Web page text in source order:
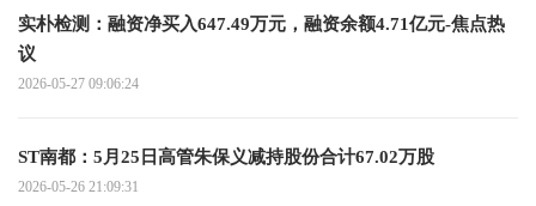
实朴检测：融资净买入647.49万元，融资余额4.71亿元-焦点热
议
2026-05-27 09:06:24
ST南都：5月25日高管朱保义减持股份合计67.02万股
2026-05-26 21:09:31